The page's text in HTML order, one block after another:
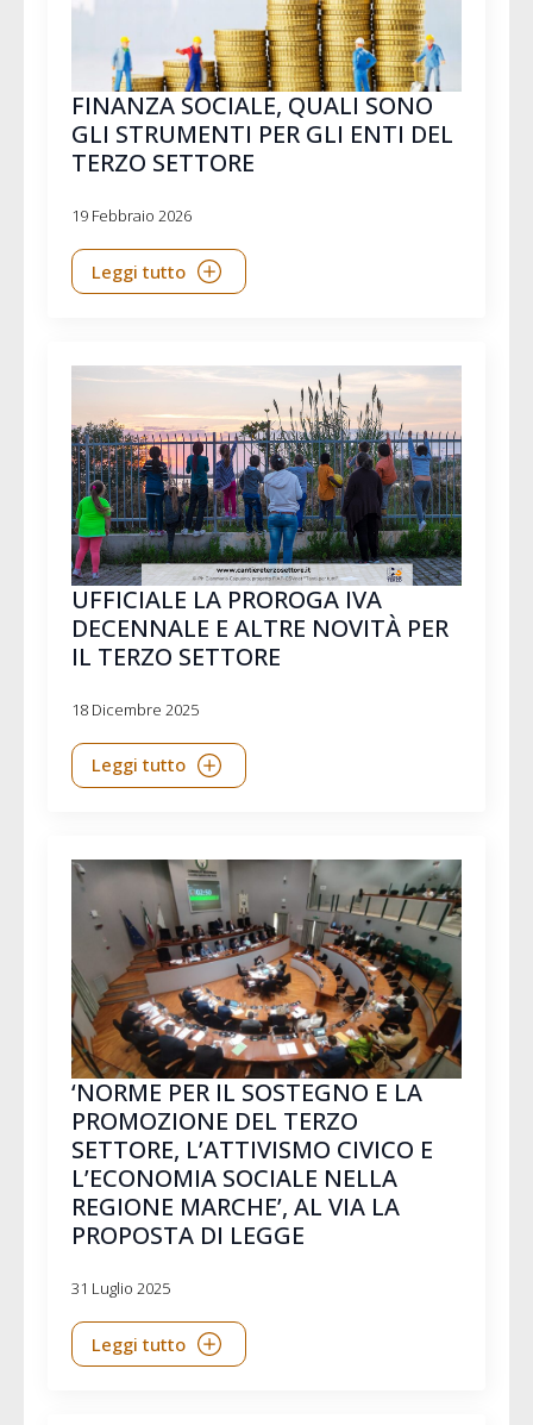
FINANZA SOCIALE, QUALI SONO
GLI STRUMENTI PER GLI ENTI DEL
TERZO SETTORE
19 Febbraio 2026
Leggi tutto
UFFICIALE LA PROROGA IVA
DECENNALE E ALTRE NOVITÀ PER
IL TERZO SETTORE
18 Dicembre 2025
Leggi tutto
‘NORME PER IL SOSTEGNO E LA
PROMOZIONE DEL TERZO
SETTORE, L’ATTIVISMO CIVICO E
L’ECONOMIA SOCIALE NELLA
REGIONE MARCHE’, AL VIA LA
PROPOSTA DI LEGGE
31 Luglio 2025
Leggi tutto